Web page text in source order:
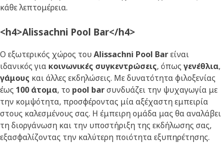
κάθε λεπτομέρεια.
<h4>Alissachni Pool Bar</h4>
Ο εξωτερικός χώρος του Alissachni Pool Barείναι
ιδανικός για κοινωνικές συγκεντρώσεις, όπως γενέθλια,
γάμους και άλλες εκδηλώσεις. Με δυνατότητα φιλοξενίας
έως 100 άτομα, το pool barσυνδυάζει την ψυχαγωγία με
την κομψότητα, προσφέροντας μία αξέχαστη εμπειρία
στους καλεσμένους σας. Η έμπειρη ομάδα μας θα αναλάβει
τη διοργάνωση και την υποστήριξη της εκδήλωσης σας,
εξασφαλίζοντας την καλύτερη ποιότητα εξυπηρέτησης.